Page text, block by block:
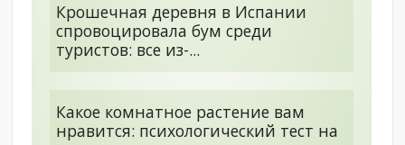
Крошечная деревня в Испании
спровоцировала бум среди
туристов: все из-...
Какое комнатное растение вам
нравится: психологический тест на